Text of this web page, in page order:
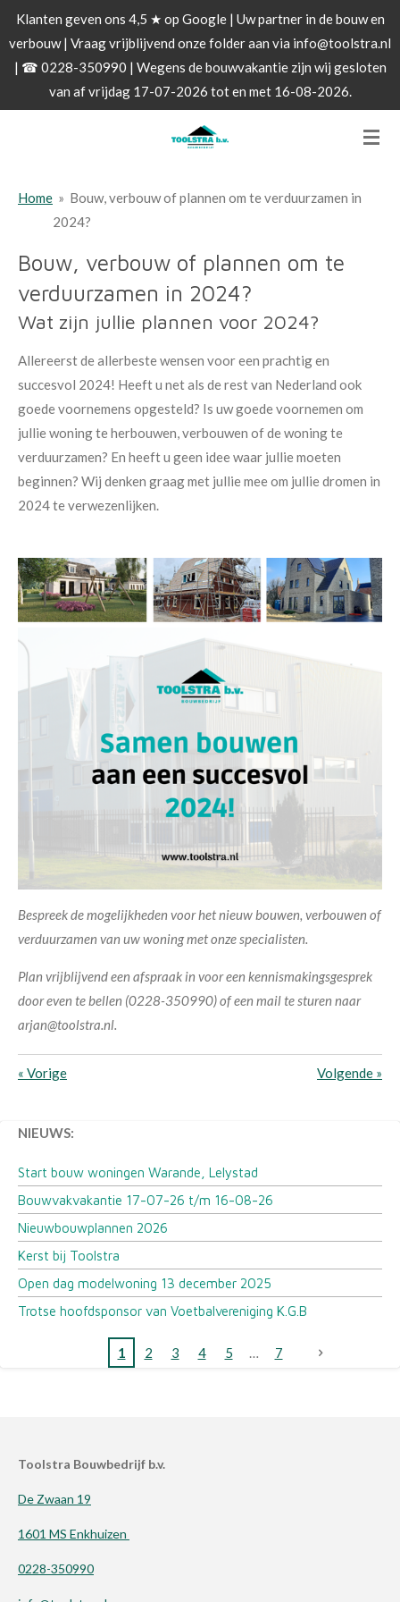
Ga
direct
naar
Klanten geven ons 4,5 ★ op Google | Uw partner in de bouw en
verbouw | Vraag vrijblijvend onze folder aan via info@toolstra.nl
| ☎ 0228-350990 | Wegens de bouwvakantie zijn wij gesloten
van af vrijdag 17-07-2026 tot en met 16-08-2026.
Home » Bouw, verbouw of plannen om te verduurzamen in
2024?
Bouw, verbouw of plannen om te
verduurzamen in 2024?
Wat zijn jullie plannen voor 2024?
Allereerst de allerbeste wensen voor een prachtig en
succesvol 2024! Heeft u net als de rest van Nederland ook
goede voornemens opgesteld? Is uw goede voornemen om
jullie woning te herbouwen, verbouwen of de woning te
verduurzamen? En heeft u geen idee waar jullie moeten
beginnen? Wij denken graag met jullie mee om jullie dromen in
2024 te verwezenlijken.
Bespreek de mogelijkheden voor het nieuw bouwen, verbouwen of
verduurzamen van uw woning met onze specialisten.
Plan vrijblijvend een afspraak in voor een kennismakingsgesprek
door even te bellen (0228-350990) of een mail te sturen naar
arjan@toolstra.nl.
« Vorige Volgende »
NIEUWS:
Start bouw woningen Warande, Lelystad
Bouwvakvakantie 17-07-26 t/m 16-08-26
Nieuwbouwplannen 2026
Kerst bij Toolstra
Open dag modelwoning 13 december 2025
Trotse hoofdsponsor van Voetbalvereniging K.G.B
1 2 3 4 5 7
Toolstra Bouwbedrijf b.v.
De Zwaan 19
1601 MS Enkhuizen
0228-350990